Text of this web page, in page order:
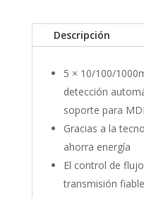
Descripción
5 × 10/100/
detección
soporte para
Gracias a la
ahorra energía
El control de
transmisión